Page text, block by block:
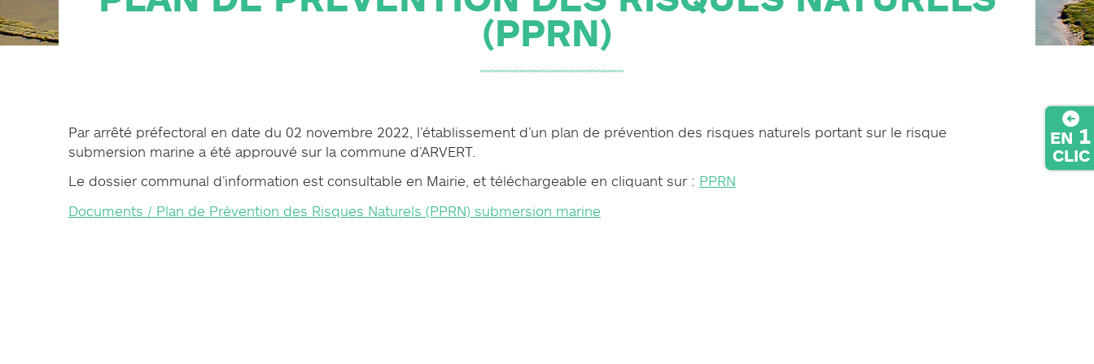
PLAN DE PRÉVENTION DES
(PPRN)
Par arrêté préfectoral en date du 02 novembre 2022, l’établissement d’un plan de prévention des risques naturels portant sur le risque
submersion marine a été approuvé sur la commune d’ARVERT.
Le dossier communal d’information est consultable en Mairie, et téléchargeable en cliquant sur : PPRN
Documents / Plan de Prévention des Risques Naturels (PPRN) submersion marine
EN 1
CLIC